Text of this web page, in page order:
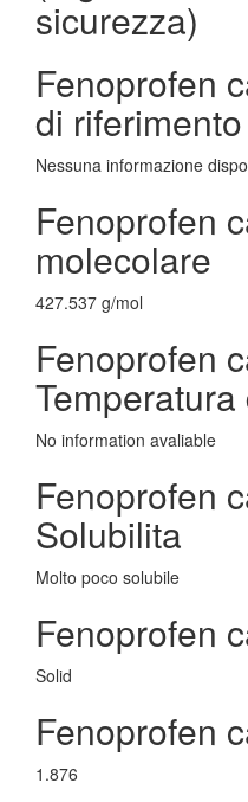
sicurezza)
Fenoprofen
di riferimento
Nessuna informazione
Fenoprofen
molecolare
427.537 g/mol
Fenoprofen
No information avaliable
Fenoprofen
Solubilita
Molto poco solubile
Fenoprofen
Solid
Fenoprofen
1.876